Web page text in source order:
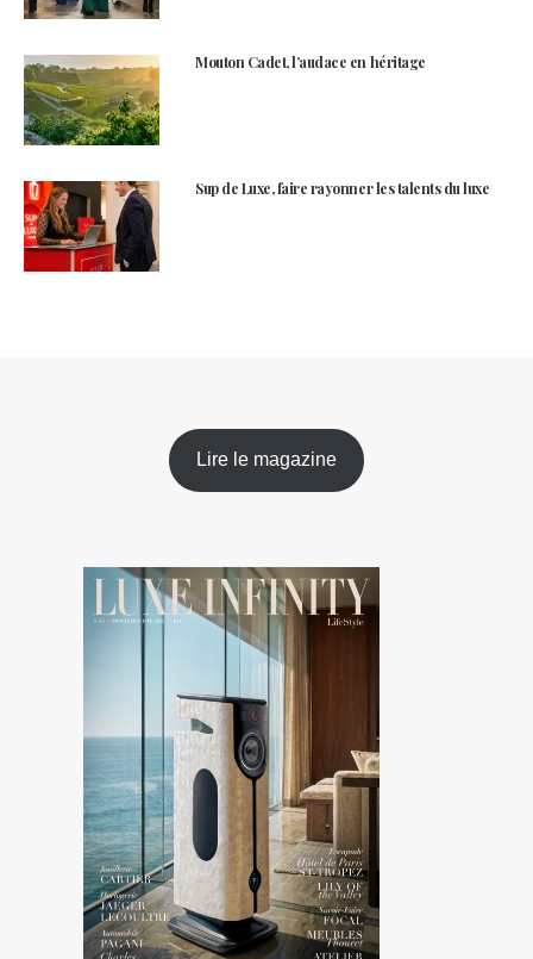
Mouton Cadet, l’audace en héritage
Sup de Luxe, faire rayonner les talents du luxe
Lire le magazine